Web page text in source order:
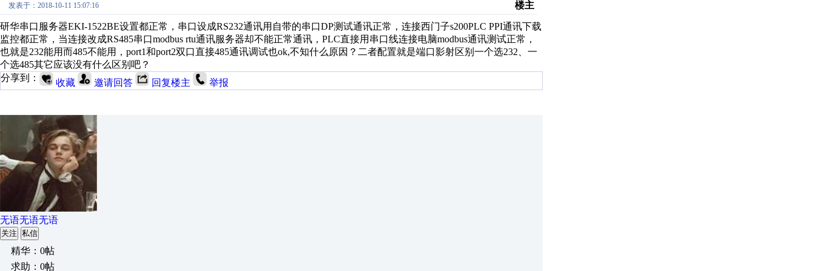
发表于：2018-10-11 15:07:16 楼主
研华串口服务器EKI-1522BE设置都正常，串口设成RS232通讯用自带的串口DP测试通讯正常，连接西门子s200PLC PPI通讯下载
监控都正常，当连接改成RS485串口modbus rtu通讯服务器却不能正常通讯，PLC直接用串口线连接电脑modbus通讯测试正常，
也就是232能用而485不能用，port1和port2双口直接485通讯调试也ok,不知什么原因？二者配置就是端口影射区别一个选232、一
个选485其它应该没有什么区别吧？
分享到：
收藏 邀请回答 回复楼主 举报
无语无语无语
关注 私信
精华：0帖
求助：0帖